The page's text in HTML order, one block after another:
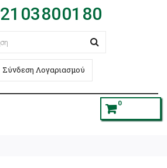
2103800180
Σύνδεση Λογαριασμού
0